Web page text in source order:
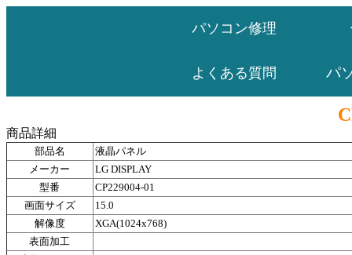
パソコン修理
よくある質問 パ
商品詳細
部品名
液晶パネル
メーカー
LG DISPLAY
型番
CP229004-01
画面サイズ
15.0
解像度
XGA(1024x768)
表面加工